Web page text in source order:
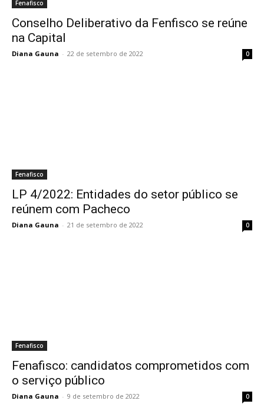
Fenafisco
Conselho Deliberativo da Fenfisco se reúne
na Capital
Diana Gauna - 22 de setembro de 2022 0
Fenafisco
LP 4/2022: Entidades do setor público se
reúnem com Pacheco
Diana Gauna - 21 de setembro de 2022 0
Fenafisco
Fenafisco: candidatos comprometidos com
o serviço público
Diana Gauna - 9 de setembro de 2022 0